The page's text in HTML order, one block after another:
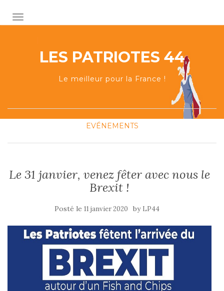
AFFICHER/MASQUER LA NAVIGATION
LES PATRIOTES 44
Le meilleur pour la France !
EVÉNEMENTS
Le 31 janvier, venez fêter avec nous le
Brexit !
Posté le 11 janvier 2020 by LP44